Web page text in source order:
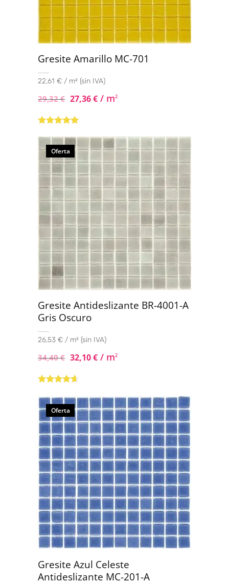
Gresite Amarillo MC-701
22,61 € / m² (sin IVA)
29,32€ 27,36€ / m2
5.00 de 5
Oferta
Gresite Antideslizante BR-4001-A
Gris Oscuro
26,53 € / m² (sin IVA)
34,40€ 32,10€ / m2
con4.50de
5
Oferta
Gresite Azul Celeste
Antideslizante MC-201-A